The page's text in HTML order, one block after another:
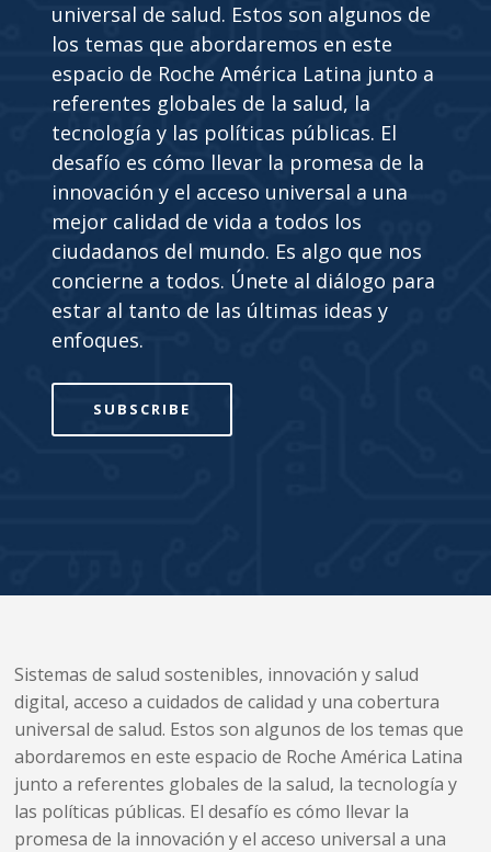
universal de salud. Estos son algunos de
los temas que abordaremos en este
espacio de Roche América Latina junto a
referentes globales de la salud, la
tecnología y las políticas públicas. El
desafío es cómo llevar la promesa de la
innovación y el acceso universal a una
mejor calidad de vida a todos los
ciudadanos del mundo. Es algo que nos
concierne a todos. Únete al diálogo para
estar al tanto de las últimas ideas y
enfoques.
SUBSCRIBE
Sistemas de salud sostenibles, innovación y salud
digital, acceso a cuidados de calidad y una cobertura
universal de salud. Estos son algunos de los temas que
abordaremos en este espacio de Roche América Latina
junto a referentes globales de la salud, la tecnología y
las políticas públicas. El desafío es cómo llevar la
promesa de la innovación y el acceso universal a una